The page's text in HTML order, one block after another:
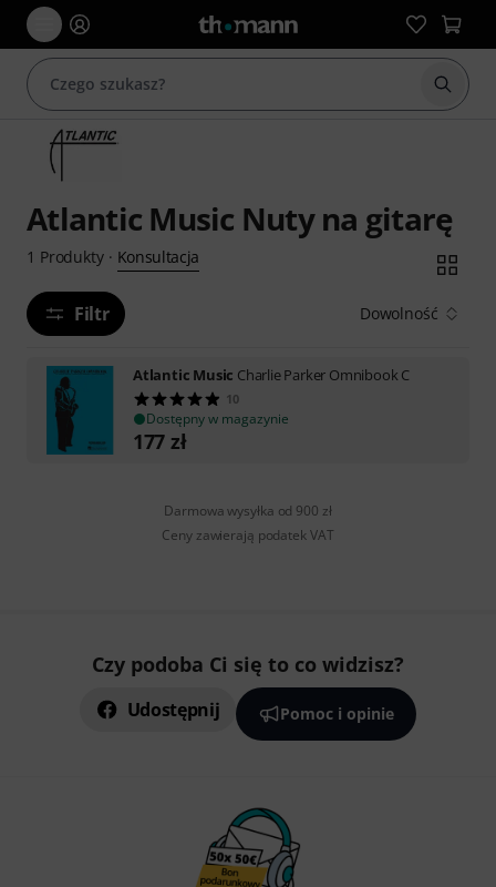
Atlantic Music Nuty na gitarę
1 Produkty· Konsultacja
Filtr Dowolność
Atlantic Music Charlie Parker Omnibook C
10
Dostępny w magazynie
177 zł
Darmowa wysyłka od 900 zł
Ceny zawierają podatek VAT
Czy podoba Ci się to co widzisz?
Udostępnij Pomoc i opinie